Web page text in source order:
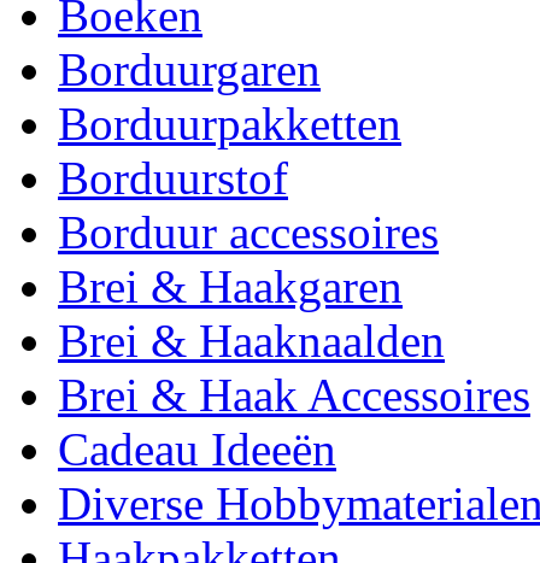
Boeken
Borduurgaren
Borduurpakketten
Borduurstof
Borduur accessoires
Brei & Haakgaren
Brei & Haaknaalden
Brei & Haak Accessoires
Cadeau Ideeën
Diverse